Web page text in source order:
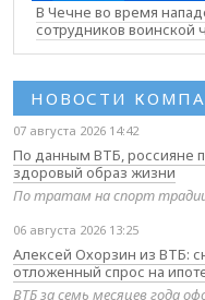
В Чечне во время
сотрудников воинской
НОВОСТИ
07 августа 2026 14:42
По данным ВТБ, россияне
здоровый образ жизни
По тратам на спорт
06 августа 2026 13:25
Алексей Охорзин из ВТБ:
отложенный спрос на
ВТБ за семь месяцев года